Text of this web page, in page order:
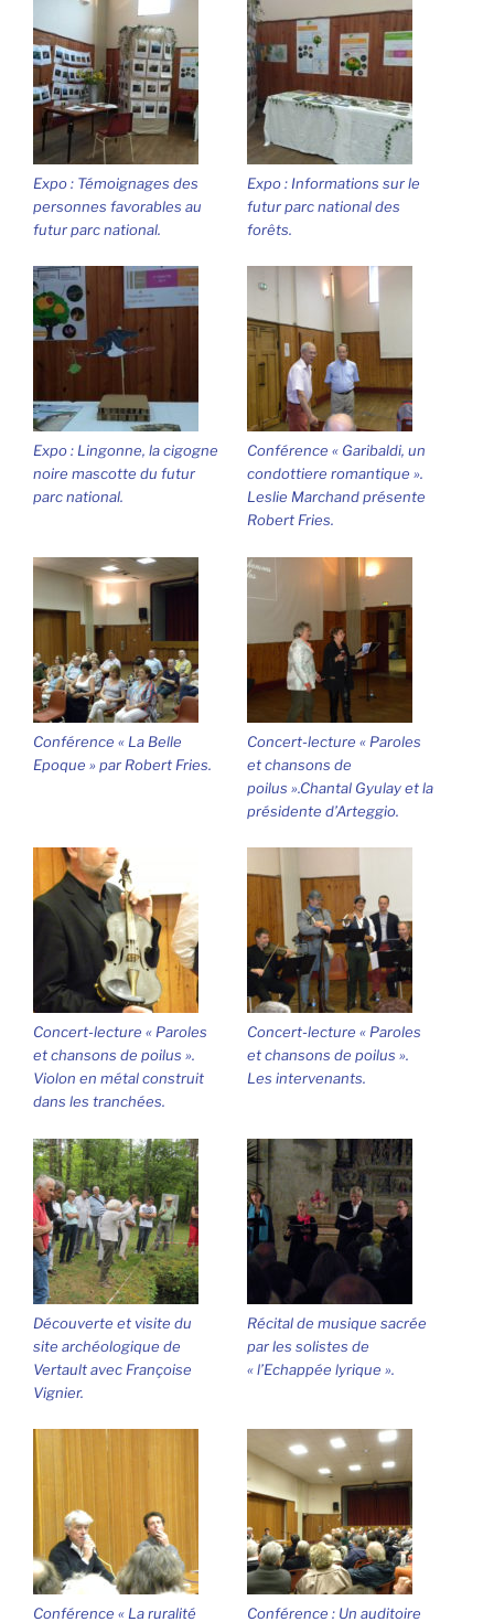
Expo : Témoignages des
personnes favorables au
futur parc national.
Expo : Informations sur le
futur parc national des
forêts.
Expo : Lingonne, la cigogne
noire mascotte du futur
parc national.
Conférence « Garibaldi, un
condottiere romantique ».
Leslie Marchand présente
Robert Fries.
Conférence « La Belle
Epoque » par Robert Fries.
Concert-lecture « Paroles
et chansons de
poilus ».Chantal Gyulay et la
présidente d’Arteggio.
Concert-lecture « Paroles
et chansons de poilus ».
Violon en métal construit
dans les tranchées.
Concert-lecture « Paroles
et chansons de poilus ».
Les intervenants.
Découverte et visite du
site archéologique de
Vertault avec Françoise
Vignier.
Récital de musique sacrée
par les solistes de
« l’Echappée lyrique ».
Conférence « La ruralité
Conférence : Un auditoire